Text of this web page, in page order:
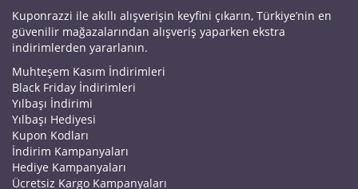
Kuponrazzi ile akıllı alışverişin keyfini çıkarın, Türkiye’nin en
güvenilir mağazalarından alışveriş yaparken ekstra
indirimlerden yararlanın.
Muhteşem Kasım İndirimleri
Black Friday İndirimleri
Yılbaşı İndirimi
Yılbaşı Hediyesi
Kupon Kodları
İndirim Kampanyaları
Hediye Kampanyaları
Ücretsiz Kargo Kampanyaları